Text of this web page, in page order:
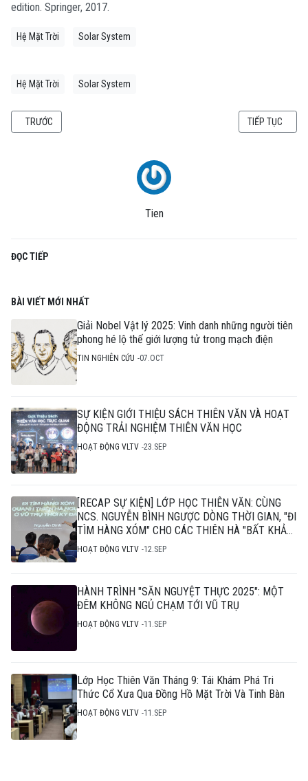
Tien
ĐỌC TIẾP
edition. Springer, 2017.
Hệ Mặt Trời Solar System
Hệ Mặt Trời Solar System
BÀI VIẾT TRƯỚC: CHU KỲ MẶT TRỜI (SOLAR CYCLE)
TRƯỚC BÀI VIẾT KẾ
TIẾP TỤC
BÀI VIẾT MỚI NHẤT
Giải Nobel Vật lý 2025: Vinh danh những người tiên
phong hé lộ thế giới lượng tử trong mạch điện
TIN NGHIÊN CỨU 07.OCT
SỰ KIỆN GIỚI THIỆU SÁCH THIÊN VĂN VÀ HOẠT
ĐỘNG TRẢI NGHIỆM THIÊN VĂN HỌC
HOẠT ĐỘNG VLTV 23.SEP
[RECAP SỰ KIỆN] LỚP HỌC THIÊN VĂN: CÙNG
NCS. NGUYỄN BÌNH NGƯỢC DÒNG THỜI GIAN, "ĐI
TÌM HÀNG XÓM" CHO CÁC THIÊN HÀ "BẤT KHẢ
THI"
HOẠT ĐỘNG VLTV 12.SEP
HÀNH TRÌNH "SĂN NGUYỆT THỰC 2025": MỘT
ĐÊM KHÔNG NGỦ CHẠM TỚI VŨ TRỤ
HOẠT ĐỘNG VLTV 11.SEP
Lớp Học Thiên Văn Tháng 9: Tái Khám Phá Tri
Thức Cổ Xưa Qua Đồng Hồ Mặt Trời Và Tinh Bàn
HOẠT ĐỘNG VLTV 11.SEP